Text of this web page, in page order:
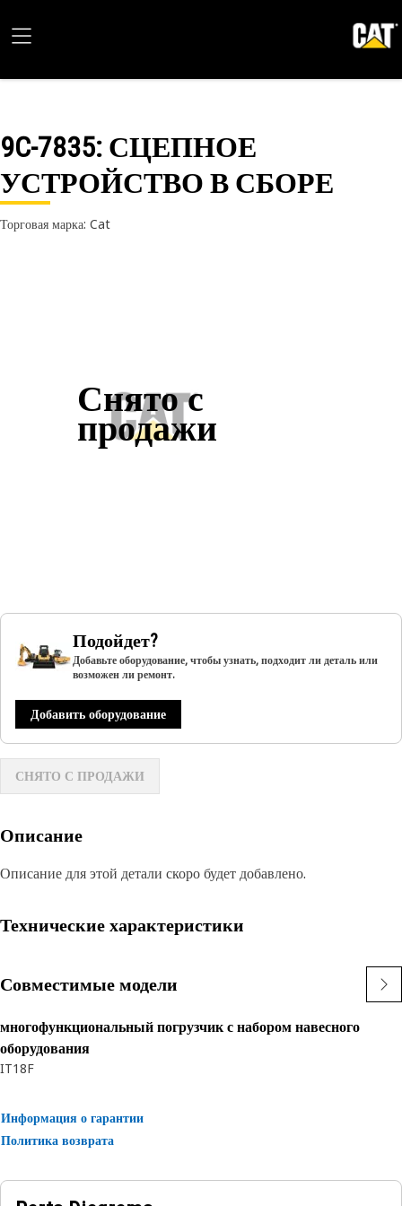
9C-7835: СЦЕПНОЕ
УСТРОЙСТВО В СБОРЕ
Торговая марка: Cat
Снято с
продажи
Подойдет?
Добавьте оборудование, чтобы узнать, подходит ли деталь или
возможен ли ремонт.
Добавить оборудование
СНЯТО С ПРОДАЖИ
Описание
Описание для этой детали скоро будет добавлено.
Технические характеристики
Совместимые модели
многофункциональный погрузчик с набором навесного
оборудования
IT18F
Информация о гарантии
Политика возврата